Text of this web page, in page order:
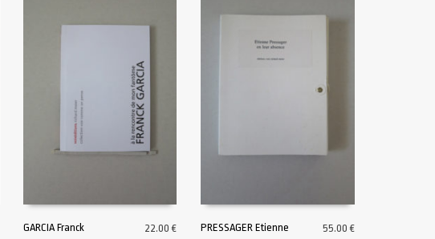
GARCIA Franck
22.00€
PRESSAGER Etienne
55.00€